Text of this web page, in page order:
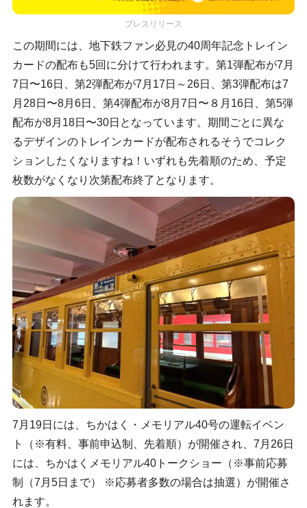
プレスリリース
この期間には、地下鉄ファン必見の40周年記念トレイン
カードの配布も5回に分けて行われます。第1弾配布が7月
7日〜16日、第2弾配布が7月17日～26日、第3弾配布は7
月28日〜8月6日、第4弾配布が8月7日〜８月16日、第5弾
配布が8月18日〜30日となっています。期間ごとに異な
るデザインのトレインカードが配布されるそうでコレク
ションしたくなりますね！いずれも先着順のため、予定
枚数がなくなり次第配布終了となります。
7月19日には、ちかはく・メモリアル40号の運転イベン
ト（※有料、事前申込制、先着順）が開催され、7月26日
には、ちかはくメモリアル40トークショー（※事前応募
制（7月5日まで） ※応募者多数の場合は抽選）が開催さ
れます。